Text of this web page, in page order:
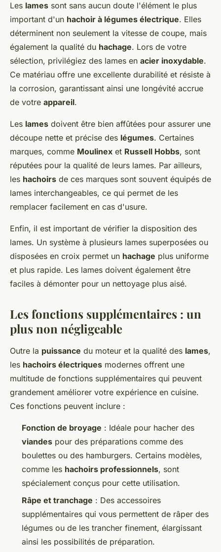
Les lames sont sans aucun doute l'élément le plus
important d'un hachoir à légumes électrique. Elles
déterminent non seulement la vitesse de coupe, mais
également la qualité du hachage. Lors de votre
sélection, privilégiez des lames en acier inoxydable.
Ce matériau offre une excellente durabilité et résiste à
la corrosion, garantissant ainsi une longévité accrue
de votre appareil.
Les lames doivent être bien affûtées pour assurer une
découpe nette et précise des légumes. Certaines
marques, comme Moulinex et Russell Hobbs, sont
réputées pour la qualité de leurs lames. Par ailleurs,
les hachoirs de ces marques sont souvent équipés de
lames interchangeables, ce qui permet de les
remplacer facilement en cas d'usure.
Enfin, il est important de vérifier la disposition des
lames. Un système à plusieurs lames superposées ou
disposées en croix permet un hachage plus uniforme
et plus rapide. Les lames doivent également être
faciles à démonter pour un nettoyage plus aisé.
Les fonctions supplémentaires : un
plus non négligeable
Outre la puissance du moteur et la qualité des lames,
les hachoirs électriques modernes offrent une
multitude de fonctions supplémentaires qui peuvent
grandement améliorer votre expérience en cuisine.
Ces fonctions peuvent inclure :
Fonction de broyage : Idéale pour hacher des
viandes pour des préparations comme des
boulettes ou des hamburgers. Certains modèles,
comme les hachoirs professionnels, sont
spécialement conçus pour cette utilisation.
Râpe et tranchage : Des accessoires
supplémentaires qui vous permettent de râper des
légumes ou de les trancher finement, élargissant
ainsi les possibilités de préparation.